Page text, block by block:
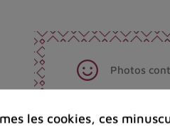
Photos
Port offert
les cookies, ces